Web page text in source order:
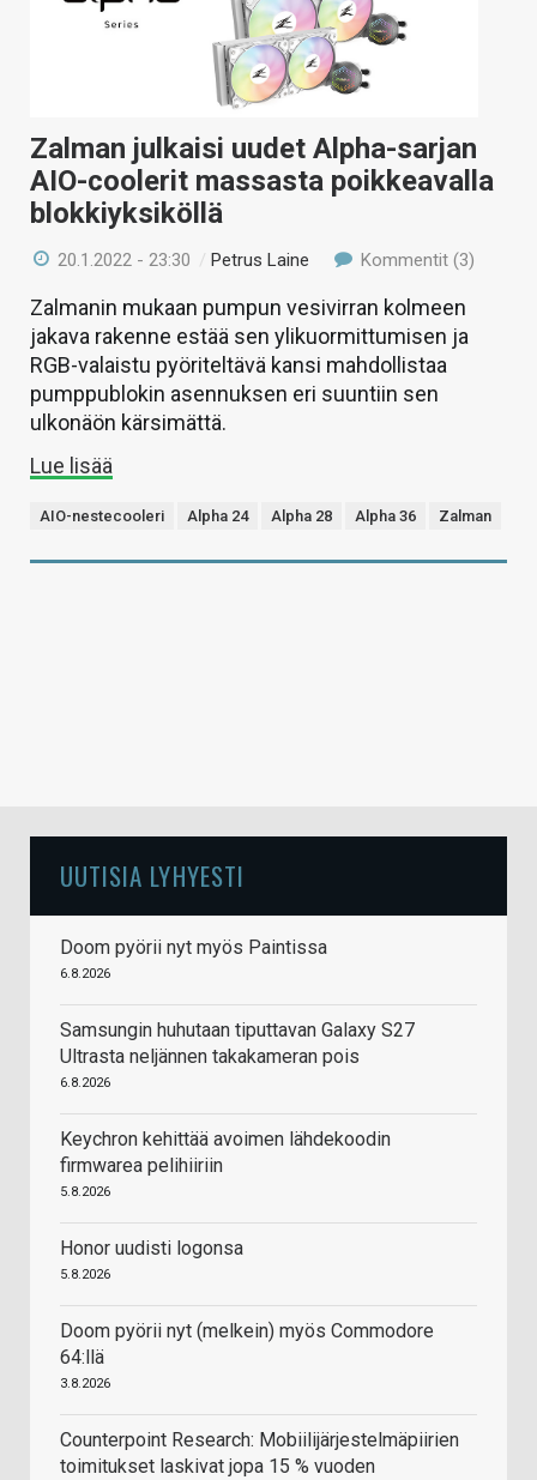
Zalman julkaisi uudet Alpha-sarjan
AIO-coolerit massasta poikkeavalla
blokkiyksiköllä
20.1.2022 - 23:30 /Petrus Laine Kommentit (3)
Zalmanin mukaan pumpun vesivirran kolmeen
jakava rakenne estää sen ylikuormittumisen ja
RGB-valaistu pyöriteltävä kansi mahdollistaa
pumppublokin asennuksen eri suuntiin sen
ulkonäön kärsimättä.
Lue lisää
AIO-nestecooleri Alpha 24 Alpha 28 Alpha 36 Zalman
UUTISIA LYHYESTI
Doom pyörii nyt myös Paintissa
6.8.2026
Samsungin huhutaan tiputtavan Galaxy S27
Ultrasta neljännen takakameran pois
6.8.2026
Keychron kehittää avoimen lähdekoodin
firmwarea pelihiiriin
5.8.2026
Honor uudisti logonsa
5.8.2026
Doom pyörii nyt (melkein) myös Commodore
64:llä
3.8.2026
Counterpoint Research: Mobiilijärjestelmäpiirien
toimitukset laskivat jopa 15 % vuoden